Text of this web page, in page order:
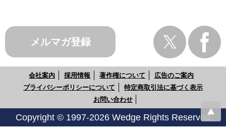
メルマガ登録
会社案内 採用情報 著作権について
広告のご案内
プライバシーポリシーについて
特定商取引法に基づく表示
お問い合わせ
Copyright © 1997-2026 Wedge Rights Reserved